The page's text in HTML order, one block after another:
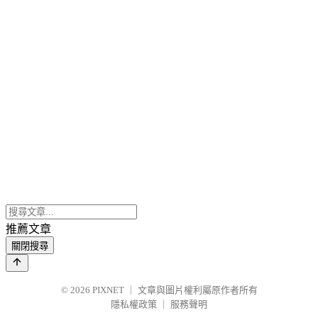
推薦文章
關閉搜尋
© 2026 PIXNET
文章與圖片權利屬原作者所有
隱私權政策
服務聲明